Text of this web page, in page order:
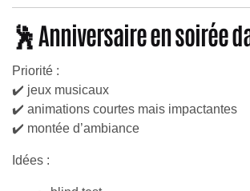
🕺 Anniversaire en soirée
Priorité :
✔️ jeux musicaux
✔️ animations courtes mais impactantes
✔️ montée d’ambiance
Idées :